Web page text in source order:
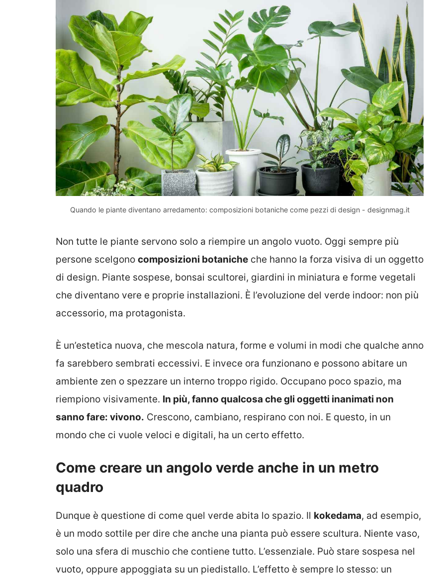
Quando le piante diventano arredamento: composizioni botaniche come pezzi di design - designmag.it
Non tutte le piante servono solo a riempire un angolo vuoto. Oggi sempre più
persone scelgono composizioni botaniche che hanno la forza visiva di un oggetto
di design. Piante sospese, bonsai scultorei, giardini in miniatura e forme vegetali
che diventano vere e proprie installazioni. È l’evoluzione del verde indoor: non più
accessorio, ma protagonista.
È un’estetica nuova, che mescola natura, forme e volumi in modi che qualche anno
fa sarebbero sembrati eccessivi. E invece ora funzionano e possono abitare un
ambiente zen o spezzare un interno troppo rigido. Occupano poco spazio, ma
riempiono visivamente. In più, fanno qualcosa che gli oggetti inanimati non
sanno fare: vivono. Crescono, cambiano, respirano con noi. E questo, in un
mondo che ci vuole veloci e digitali, ha un certo effetto.
Come creare un angolo verde anche in un metro
quadro
Dunque è questione di come quel verde abita lo spazio. Il kokedama, ad esempio,
è un modo sottile per dire che anche una pianta può essere scultura. Niente vaso,
solo una sfera di muschio che contiene tutto. L’essenziale. Può stare sospesa nel
vuoto, oppure appoggiata su un piedistallo. L’effetto è sempre lo stesso: un